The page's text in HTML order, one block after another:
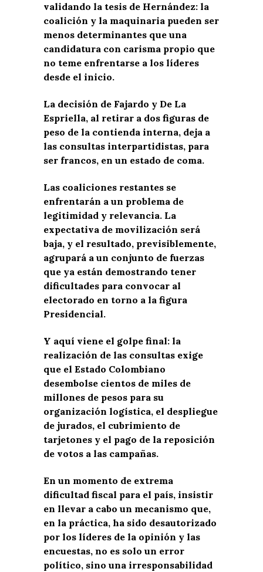
validando la tesis de Hernández: la
coalición y la maquinaria pueden ser
menos determinantes que una
candidatura con carisma propio que
no teme enfrentarse a los líderes
desde el inicio.
La decisión de Fajardo y De La
Espriella, al retirar a dos figuras de
peso de la contienda interna, deja a
las consultas interpartidistas, para
ser francos, en un estado de coma.
Las coaliciones restantes se
enfrentarán a un problema de
legitimidad y relevancia. La
expectativa de movilización será
baja, y el resultado, previsiblemente,
agrupará a un conjunto de fuerzas
que ya están demostrando tener
dificultades para convocar al
electorado en torno a la figura
Presidencial.
Y aquí viene el golpe final: la
realización de las consultas exige
que el Estado Colombiano
desembolse cientos de miles de
millones de pesos para su
organización logística, el despliegue
de jurados, el cubrimiento de
tarjetones y el pago de la reposición
de votos a las campañas.
En un momento de extrema
dificultad fiscal para el país, insistir
en llevar a cabo un mecanismo que,
en la práctica, ha sido desautorizado
por los líderes de la opinión y las
encuestas, no es solo un error
político, sino una irresponsabilidad